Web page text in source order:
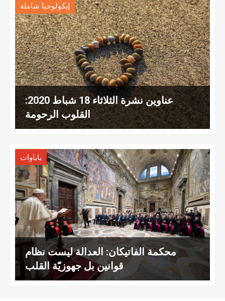
إيكولوجيا شاملة
عناوين نشرة الثلاثاء 18 شباط 2020:
القلوب الرحومة
باباوات
محكمة الفاتيكان: العدالة ليست نظام
قوانين بل جهوزيّة القلب